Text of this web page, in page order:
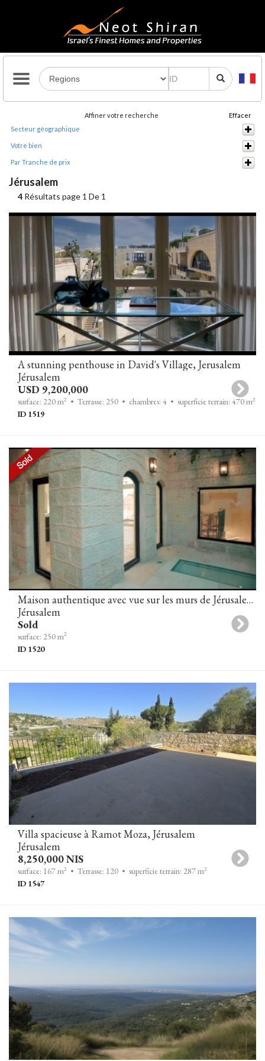
Affiner votre recherche
Effacer
Secteur géographique
Votre bien
Par Tranche de prix
Jérusalem
4 Résultats page 1 De 1
A stunning penthouse in David's Village, Jerusalem
Jérusalem
USD 9,200,000
surface: 220 m2 • Terrasse: 250 • chambres: 4 • superficie terrain: 470 m2
ID 1519
Maison authentique avec vue sur les murs de Jérusalem à Yemin Moshe
Jérusalem
Sold
surface: 250 m2
ID 1520
Villa spacieuse à Ramot Moza, Jérusalem
Jérusalem
8,250,000 NIS
surface: 167 m2 • Terrasse: 120 • superficie terrain: 287 m2
ID 1547